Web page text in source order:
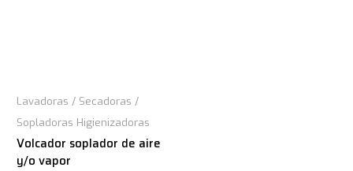
Lavadoras / Secadoras /
Sopladoras Higienizadoras
Volcador soplador de aire
y/o vapor